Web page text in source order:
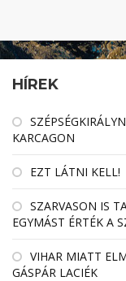
HÍREK
KARCAGON
EZT LÁTNI KELL!
SZARVASON IS
EGYMÁST ÉRTÉK A
VIHAR MIATT
GÁSPÁR LACIÉK